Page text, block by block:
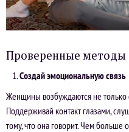
Проверенные методы
Создай эмоциональную связь
Женщины возбуждаются не только
Поддерживай контакт глазами,
тому, что она говорит. Чем больше